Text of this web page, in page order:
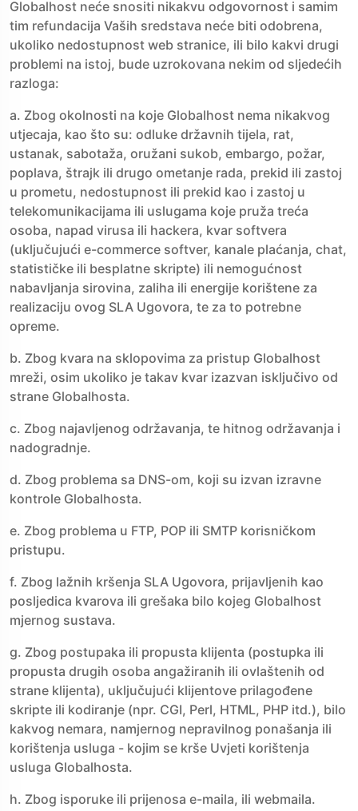
Globalhost neće snositi nikakvu odgovornost i samim
tim refundacija Vaših sredstava neće biti odobrena,
ukoliko nedostupnost web stranice, ili bilo kakvi drugi
problemi na istoj, bude uzrokovana nekim od sljedećih
razloga:
a. Zbog okolnosti na koje Globalhost nema nikakvog
utjecaja, kao što su: odluke državnih tijela, rat,
ustanak, sabotaža, oružani sukob, embargo, požar,
poplava, štrajk ili drugo ometanje rada, prekid ili zastoj
u prometu, nedostupnost ili prekid kao i zastoj u
telekomunikacijama ili uslugama koje pruža treća
osoba, napad virusa ili hackera, kvar softvera
(uključujući e-commerce softver, kanale plaćanja, chat,
statističke ili besplatne skripte) ili nemogućnost
nabavljanja sirovina, zaliha ili energije korištene za
realizaciju ovog SLA Ugovora, te za to potrebne
opreme.
b. Zbog kvara na sklopovima za pristup Globalhost
mreži, osim ukoliko je takav kvar izazvan isključivo od
strane Globalhosta.
c. Zbog najavljenog održavanja, te hitnog održavanja i
nadogradnje.
d. Zbog problema sa DNS-om, koji su izvan izravne
kontrole Globalhosta.
e. Zbog problema u FTP, POP ili SMTP korisničkom
pristupu.
f. Zbog lažnih kršenja SLA Ugovora, prijavljenih kao
posljedica kvarova ili grešaka bilo kojeg Globalhost
mjernog sustava.
g. Zbog postupaka ili propusta klijenta (postupka ili
propusta drugih osoba angažiranih ili ovlaštenih od
strane klijenta), uključujući klijentove prilagođene
skripte ili kodiranje (npr. CGI, Perl, HTML, PHP itd.), bilo
kakvog nemara, namjernog nepravilnog ponašanja ili
korištenja usluga - kojim se krše Uvjeti korištenja
usluga Globalhosta.
h. Zbog isporuke ili prijenosa e-maila, ili webmaila.